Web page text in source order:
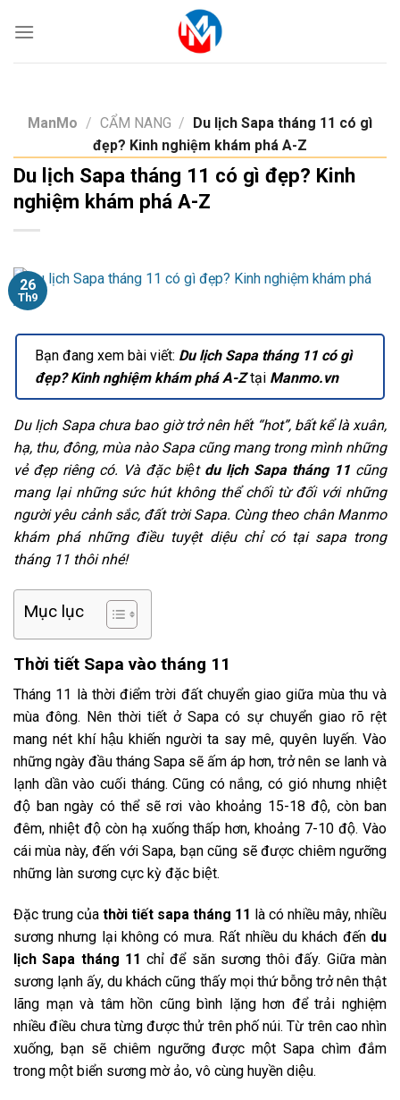
ManMo / CẨM NANG / Du lịch Sapa tháng 11 có gì
đẹp? Kinh nghiệm khám phá A-Z
Du lịch Sapa tháng 11 có gì đẹp? Kinh
nghiệm khám phá A-Z
26
Th9
Bạn đang xem bài viết: Du lịch Sapa tháng 11 có gì
đẹp? Kinh nghiệm khám phá A-Ztại Manmo.vn
Du lịch Sapa chưa bao giờ trở nên hết “hot”, bất kể là xuân,
hạ, thu, đông, mùa nào Sapa cũng mang trong mình những
vẻ đẹp riêng có. Và đặc biệt du lịch Sapa tháng 11 cũng
mang lại những sức hút không thể chối từ đối với những
người yêu cảnh sắc, đất trời Sapa. Cùng theo chân Manmo
khám phá những điều tuyệt diệu chỉ có tại sapa trong
tháng 11 thôi nhé!
Mục lục
Thời tiết Sapa vào tháng 11
Tháng 11 là thời điểm trời đất chuyển giao giữa mùa thu và
mùa đông. Nên thời tiết ở Sapa có sự chuyển giao rõ rệt
mang nét khí hậu khiến người ta say mê, quyên luyến. Vào
những ngày đầu tháng Sapa sẽ ấm áp hơn, trở nên se lanh và
lạnh dần vào cuối tháng. Cũng có nắng, có gió nhưng nhiệt
độ ban ngày có thể sẽ rơi vào khoảng 15-18 độ, còn ban
đêm, nhiệt độ còn hạ xuống thấp hơn, khoảng 7-10 độ. Vào
cái mùa này, đến với Sapa, bạn cũng sẽ được chiêm ngưỡng
những làn sương cực kỳ đặc biệt.
Đặc trung của thời tiết sapa tháng 11 là có nhiều mây, nhiều
sương nhưng lại không có mưa. Rất nhiều du khách đến du
lịch Sapa tháng 11 chỉ để săn sương thôi đấy. Giữa màn
sương lạnh ấy, du khách cũng thấy mọi thứ bỗng trở nên thật
lãng mạn và tâm hồn cũng bình lặng hơn để trải nghiệm
nhiều điều chưa từng được thử trên phố núi. Từ trên cao nhìn
xuống, bạn sẽ chiêm ngưỡng được một Sapa chìm đắm
trong một biển sương mờ ảo, vô cùng huyền diệu.